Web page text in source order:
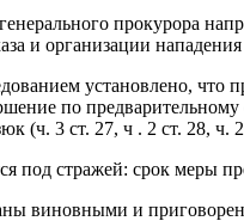
прокурора
и организации
установлено, что
по
(ч. 3 ст. 27, ч . 2 ст. 28, ч.
под стражей: срок меры
виновными и